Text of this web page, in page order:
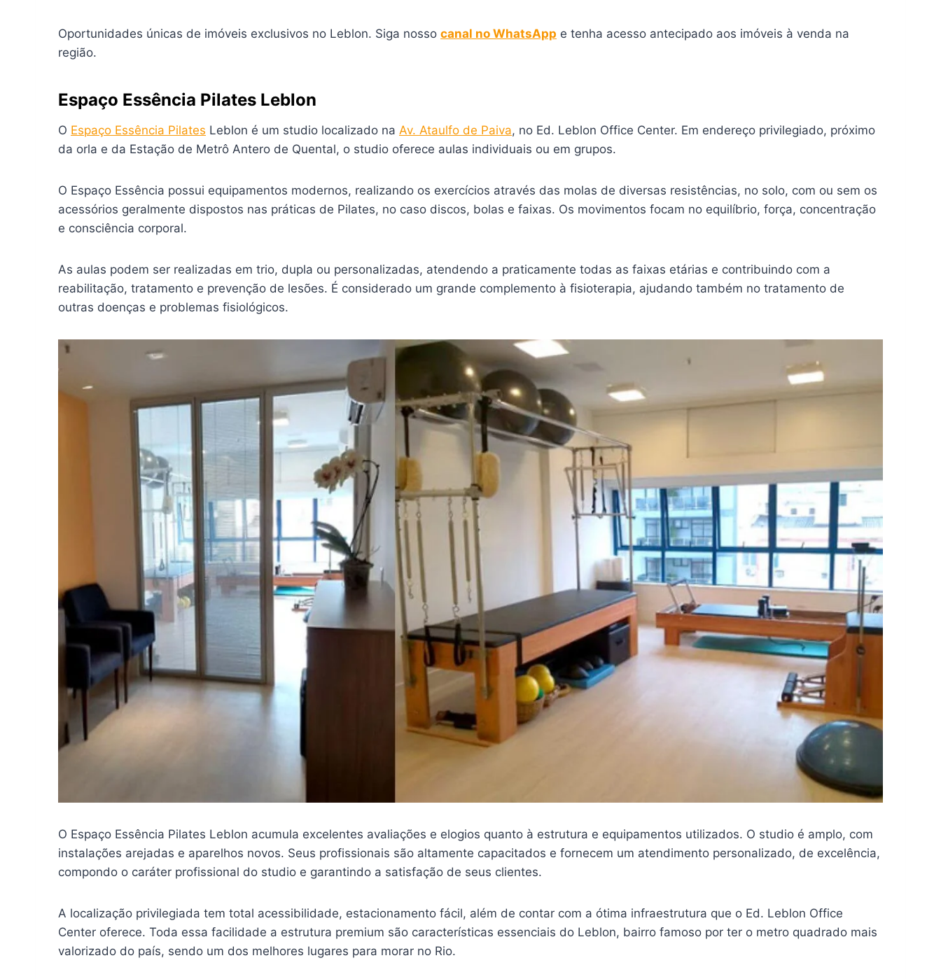
Oportunidades únicas de imóveis exclusivos no Leblon. Siga nosso canal no WhatsApp e tenha acesso antecipado aos imóveis à venda na
região.
Espaço Essência Pilates Leblon
O Espaço Essência Pilates Leblon é um studio localizado na Av. Ataulfo de Paiva, no Ed. Leblon Office Center. Em endereço privilegiado, próximo
da orla e da Estação de Metrô Antero de Quental, o studio oferece aulas individuais ou em grupos.
O Espaço Essência possui equipamentos modernos, realizando os exercícios através das molas de diversas resistências, no solo, com ou sem os
acessórios geralmente dispostos nas práticas de Pilates, no caso discos, bolas e faixas. Os movimentos focam no equilíbrio, força, concentração
e consciência corporal.
As aulas podem ser realizadas em trio, dupla ou personalizadas, atendendo a praticamente todas as faixas etárias e contribuindo com a
reabilitação, tratamento e prevenção de lesões. É considerado um grande complemento à fisioterapia, ajudando também no tratamento de
outras doenças e problemas fisiológicos.
O Espaço Essência Pilates Leblon acumula excelentes avaliações e elogios quanto à estrutura e equipamentos utilizados. O studio é amplo, com
instalações arejadas e aparelhos novos. Seus profissionais são altamente capacitados e fornecem um atendimento personalizado, de excelência,
compondo o caráter profissional do studio e garantindo a satisfação de seus clientes.
A localização privilegiada tem total acessibilidade, estacionamento fácil, além de contar com a ótima infraestrutura que o Ed. Leblon Office
Center oferece. Toda essa facilidade a estrutura premium são características essenciais do Leblon, bairro famoso por ter o metro quadrado mais
valorizado do país, sendo um dos melhores lugares para morar no Rio.